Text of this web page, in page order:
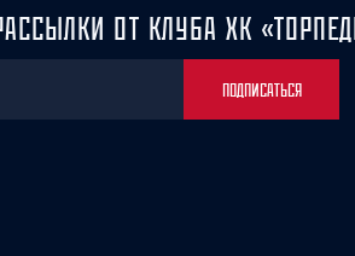
ОТ КЛУБА ХК
ПОДПИСАТЬСЯ